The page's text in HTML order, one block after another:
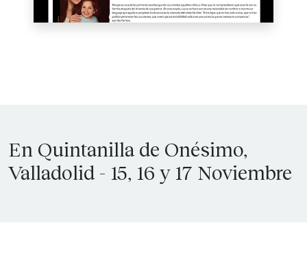
En Quintanilla de Onésimo,
Valladolid - 15, 16 y 17 Noviembre